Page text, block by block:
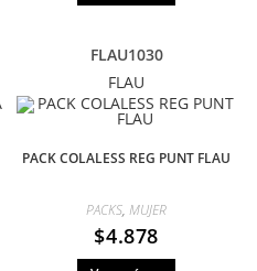
FLAU1030
FLAU
PACK COLALESS REG PUNT FLAU
PACKS,MUJER
$4.878